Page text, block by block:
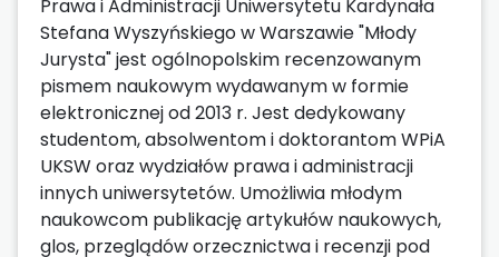
Prawa i Administracji Uniwersytetu Kardynała
Stefana Wyszyńskiego w Warszawie "Młody
Jurysta" jest ogólnopolskim recenzowanym
pismem naukowym wydawanym w formie
elektronicznej od 2013 r. Jest dedykowany
studentom, absolwentom i doktorantom WPiA
UKSW oraz wydziałów prawa i administracji
innych uniwersytetów. Umożliwia młodym
naukowcom publikację artykułów naukowych,
glos, przeglądów orzecznictwa i recenzji pod